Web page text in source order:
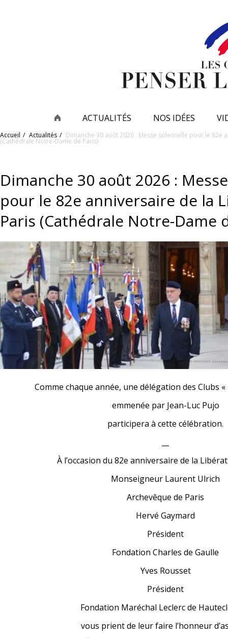
ACTUALITÉS NOS IDÉES
Accueil Actualités Dimanche 30 août 2026 : Messe solennelle pour le 82e
(Cathédrale Notre-Dame de Paris)
Dimanche 30 août 2026 :
pour le 82e anniversaire de la
Paris (Cathédrale Notre-Dame
Comme chaque année, une délégation des Clubs «
emmenée par Jean-Luc Pujo
participera à cette célébration.
À l’occasion du 82e anniversaire de la
Monseigneur Laurent Ulrich
Archevêque de Paris
Hervé Gaymard
Président
Fondation Charles de Gaulle
Yves Rousset
Président
Fondation Maréchal Leclerc de
vous prient de leur faire l’honneur